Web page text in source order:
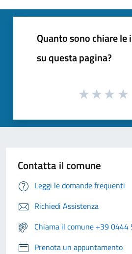
Quanto sono chiare
su questa pagina?
Contatta il comune
Leggi le domande frequenti
Richiedi Assistenza
Chiama il comune +39 0444
Prenota un appuntamento